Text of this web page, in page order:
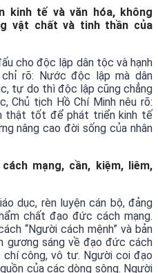
kinh tế và văn hóa, không
vật chất và tinh thần của
cho độc lập dân tộc và hạnh
chỉ rõ: Nước độc lập mà dân
tự do thì độc lập cũng chẳng
Chủ tịch Hồ Chí Minh nêu rõ:
thật tốt để phát triển kinh tế
nâng cao đời sống của nhân
mạng, cần, kiệm, liêm,
dục, rèn luyện cán bộ, đảng
chất đạo đức cách mạng.
“Người cách mệnh” và bản
gương sáng về đạo đức cách
chí công, vô tư. Người coi đạo
của các dòng sông. Người